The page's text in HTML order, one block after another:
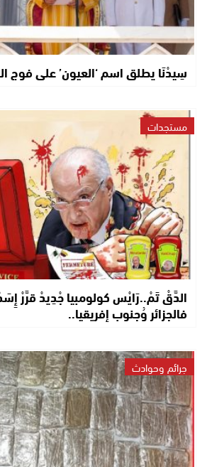
سِيدْنَا يطلق اسم ‘العيون’ على فوج
مستجدات
الدَّقْ تَمْ..رَايْس كولومبيا جْدِيدْ قرَّرْ
فالجزائر وُجنوب إفريقيا..
جرائم وحوادث